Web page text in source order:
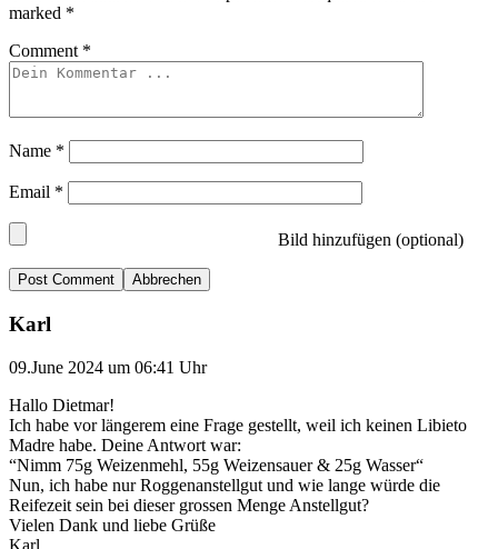
marked *
Comment *
Name *
Email *
Bild hinzufügen (optional)
Abbrechen
Karl
09.June 2024 um 06:41 Uhr
Hallo Dietmar!
Ich habe vor längerem eine Frage gestellt, weil ich keinen Libieto
Madre habe. Deine Antwort war:
“Nimm 75g Weizenmehl, 55g Weizensauer & 25g Wasser“
Nun, ich habe nur Roggenanstellgut und wie lange würde die
Reifezeit sein bei dieser grossen Menge Anstellgut?
Vielen Dank und liebe Grüße
Karl